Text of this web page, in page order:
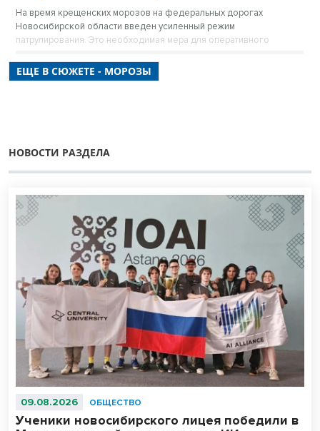
На время крещенских морозов на федеральных дорогах
Новосибирской области введен усиленный режим
патрулирования. Это необходимая мера для оперативного
обеспечения бесперебойного проезда.
ЕЩЕ В СЮЖЕТЕ - МОРОЗЫ
НОВОСТИ РАЗДЕЛА
09.08.2026 ОБЩЕСТВО
Ученики новосибирского лицея победили в